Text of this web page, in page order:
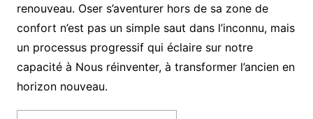
renouveau. Oser s’aventurer hors de sa zone de
confort n’est pas un simple saut dans l’inconnu, mais
un processus progressif qui éclaire sur notre
capacité à Nous réinventer, à transformer l’ancien en
horizon nouveau.